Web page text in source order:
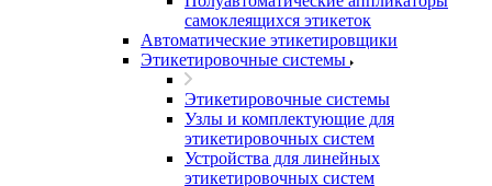
самоклеящихся этикеток
Автоматические этикетировщики
Этикетировочные системы
Этикетировочные системы
Узлы и комплектующие для
этикетировочных систем
Устройства для линейных
этикетировочных систем